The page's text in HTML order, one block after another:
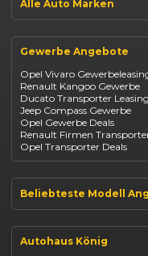
Suzuki Vitara
Suzuki Swift
Mazda CX-30
Alle Auto Marken
Opel
Fiat
Jeep
Suzuki
BYD
Kia
Mazda
Citroën
Abarth
Fiat Professional
Gewerbe Angebote
Opel Vivaro
Renault Kangoo Gewerbe
Ducato Transporter Leasing
Jeep Compass Gewerbe
Opel Gewerbe Deals
Renault Firmen
Opel Transporter Deals
Beliebteste Modell
Renault Arkana Leasing
Renault Captur Leasing
Autohaus König